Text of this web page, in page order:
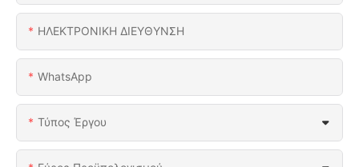
ΗΛΕΚΤΡΟΝΙΚΗ ΔΙΕΥΘΥΝΣΗ
WhatsApp
Τύπος Έργου